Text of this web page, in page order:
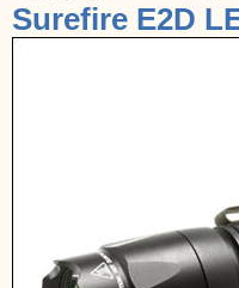
Surefire E2D